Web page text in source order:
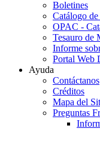
Boletines
Catálogo
OPAC -
Tesauro de
Informe
Portal Web
Ayuda
Contáctanos
Créditos
Mapa del
Preguntas